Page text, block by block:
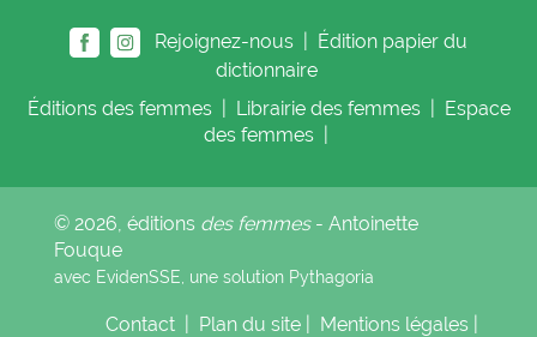
Rejoignez-nous |
Édition papier du
dictionnaire
Éditions des femmes Librairie des femmes
Espace
des femmes
© 2026, éditions des femmes- Antoinette
Fouque
avec EvidenSSE, une solution Pythagoria
Contact Plan du site Mentions légales